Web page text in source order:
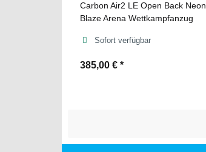
Carbon Air2 LE Open Back Neon
Blaze Arena Wettkampfanzug
Sofort verfügbar
385,00 € *